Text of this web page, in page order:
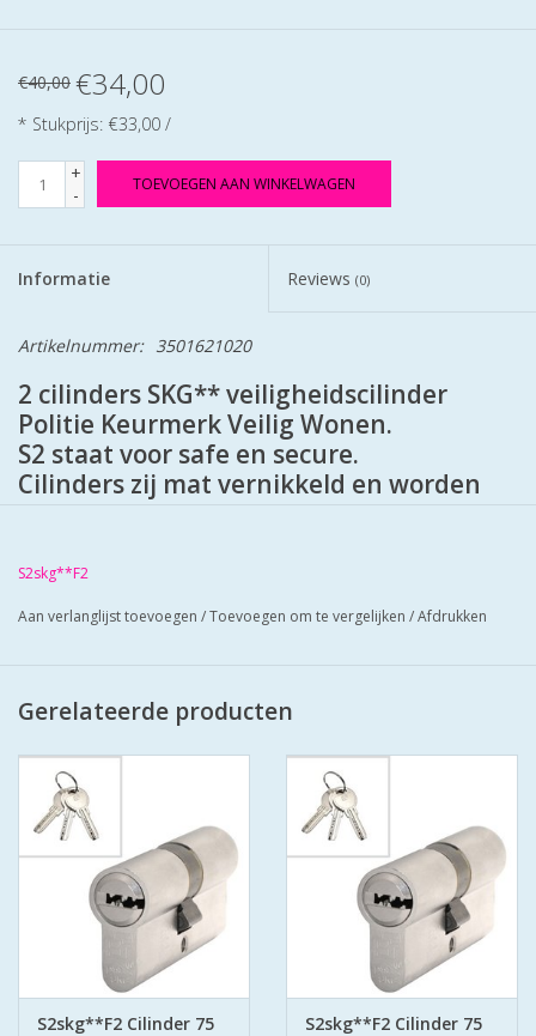
€40,00 €34,00
* Stukprijs: €33,00 /
+
-
TOEVOEGEN AAN WINKELWAGEN
Informatie Reviews (0)
Artikelnummer: 3501621020
2 cilinders SKG** veiligheidscilinder
Politie Keurmerk Veilig Wonen.
S2 staat voor safe en secure.
Cilinders zij mat vernikkeld en worden
Cilinders hebben boorbelemmering-
antielockpikken-antie klopsleutel.
Bescherm u cilinder met antiekerntrek
S2skg**F2
Aan verlanglijst toevoegen /Toevoegen om te vergelijken /Afdrukken
Gerelateerde producten
S2skg**F2 Cilinder 75 S2skg**F2 Cilinder 75